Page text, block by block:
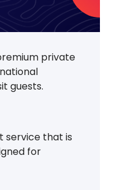
private
guests.
service that is
for